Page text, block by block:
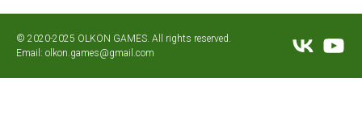
© 2020-2025 OLKON GAMES. All rights reserved.
Email: olkon.games@gmail.com